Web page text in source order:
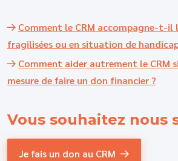
Comment le CRM accompagne-t-il
fragilisées ou en situation de
Comment aider autrement le CRM
mesure de faire un don financier ?
Vous souhaitez nous
Je fais un don au CRM